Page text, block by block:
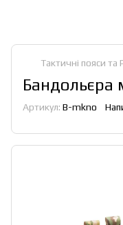
Тактичні пояси та
Бандольєра
Артикул: B-mkno